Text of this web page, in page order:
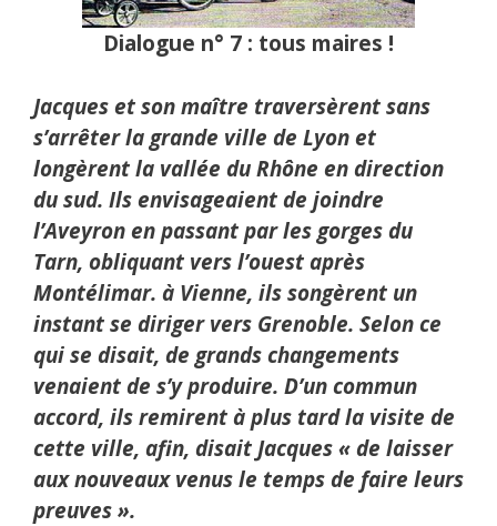
Dialogue n° 7 : tous maires !
Jacques et son maître traversèrent sans
s’arrêter la grande ville de Lyon et
longèrent la vallée du Rhône en direction
du sud. Ils envisageaient de joindre
l’Aveyron en passant par les gorges du
Tarn, obliquant vers l’ouest après
Montélimar. à Vienne, ils songèrent un
instant se diriger vers Grenoble. Selon ce
qui se disait, de grands changements
venaient de s’y produire. D’un commun
accord, ils remirent à plus tard la visite de
cette ville, afin, disait Jacques « de laisser
aux nouveaux venus le temps de faire leurs
preuves ».